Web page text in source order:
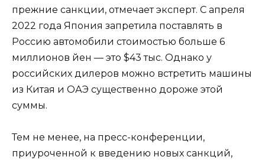
прежние санкции, отмечает эксперт. С апреля
2022 года Япония запретила поставлять в
Россию автомобили стоимостью больше 6
миллионов йен — это $43 тыс. Однако у
российских дилеров можно встретить машины
из Китая и ОАЭ существенно дороже этой
суммы.
Тем не менее, на пресс-конференции,
приуроченной к введению новых санкций,